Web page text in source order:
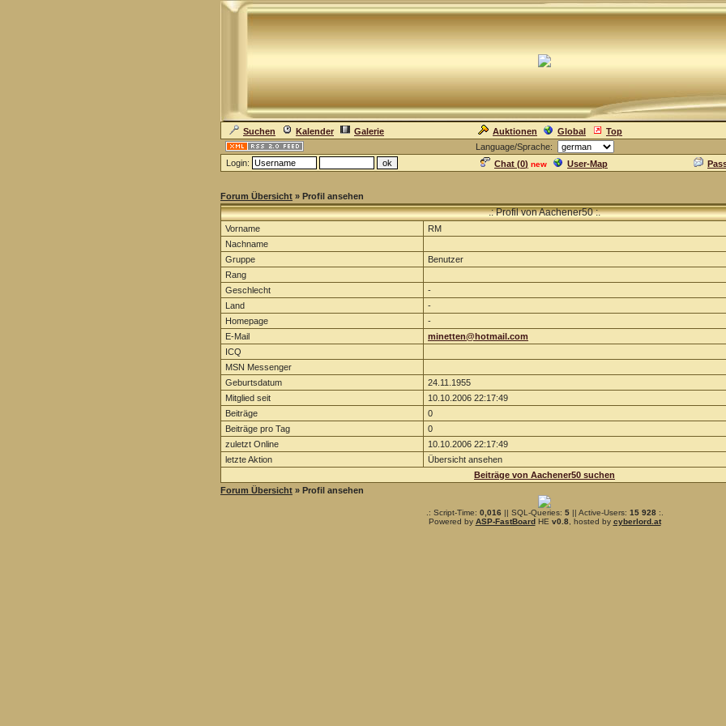
Suchen Kalender Galerie Auktionen Global Top
Language/Sprache:
Login:
Chat (0) new User-Map
Forum Übersicht » Profil ansehen
.: Profil von Aachener50 :.
Vorname
RM
Nachname
Gruppe
Benutzer
Rang
Geschlecht
-
Land
-
Homepage
-
E-Mail
minetten@hotmail.com
ICQ
MSN Messenger
Geburtsdatum
24.11.1955
Mitglied seit
10.10.2006 22:17:49
Beiträge
0
Beiträge pro Tag
0
zuletzt Online
10.10.2006 22:17:49
letzte Aktion
Übersicht ansehen
Beiträge von Aachener50 suchen
Forum Übersicht » Profil ansehen
.: Script-Time: 0,016 || SQL-Queries: 5|| Active-Users: 15 928:.
Powered by ASP-FastBoardHE v0.8, hosted by cyberlord.at